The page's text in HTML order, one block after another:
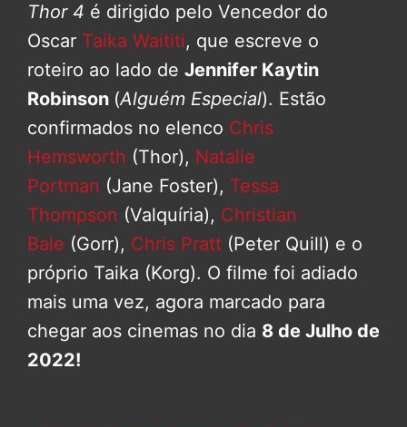
Thor 4 é dirigido pelo Vencedor do
Oscar Taika Waititi, que escreve o
roteiro ao lado de Jennifer Kaytin
Robinson (Alguém Especial). Estão
confirmados no elenco Chris
Hemsworth (Thor), Natalie
Portman (Jane Foster), Tessa
Thompson (Valquíria), Christian
Bale (Gorr), Chris Pratt (Peter Quill) e o
próprio Taika (Korg). O filme foi adiado
mais uma vez, agora marcado para
chegar aos cinemas no dia 8 de Julho de
2022!